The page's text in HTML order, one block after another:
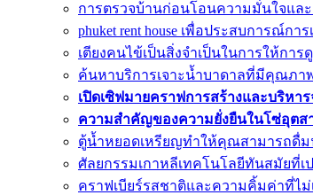
การตรวจบ้านก่อนโอนความมั่นใจแล
phuket rent house เพื่อประสบการณ์ก
เตียงคนไข้เป็นสิ่งจำเป็นในการให้การ
ค้นหาบริการเจาะน้ำบาดาลที่มีคุณภ
เปิดเซิฟมายคราฟการสร้างและบริหา
ความสำคัญของความยั่งยืนในโซ่อุตส
ตู้น้ำหยอดเหรียญทำให้คุณสามารถดื่ม
ศัลยกรรมเกาหลีเทคโนโลยีทันสมัยที่
คราฟเบียร์รสชาติและความคิ้มค่าที่ไ